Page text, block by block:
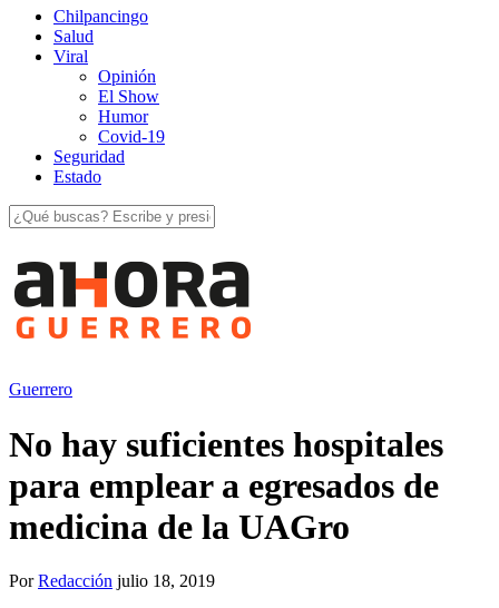
Chilpancingo
Salud
Viral
Opinión
El Show
Humor
Covid-19
Seguridad
Estado
Guerrero
No hay suficientes hospitales
para emplear a egresados de
medicina de la UAGro
PorRedacción julio 18, 2019